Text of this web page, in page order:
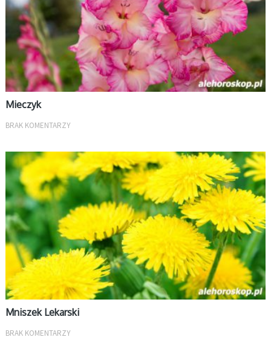
Mieczyk
BRAK KOMENTARZY
KWIATOWE ZNAKI ZODIAKU
Mniszek Lekarski
BRAK KOMENTARZY